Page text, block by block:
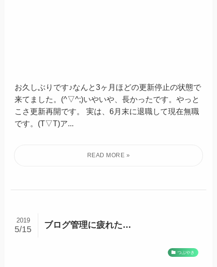
お久しぶりです♪なんと3ヶ月ほどの更新停止の状態で
来てました。(^▽^;)いやいや、長かったです。やっと
こさ更新再開です。 実は、6月末に退職して現在無職
です。(T▽T)ア...
ブログ管理に疲れた…
2019
5/15
つぶやき